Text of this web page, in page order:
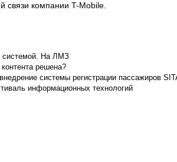
связи компании T-Mobile.
системой. На ЛМЗ
решена?
системы регистрации пассажиров
информационных технологий